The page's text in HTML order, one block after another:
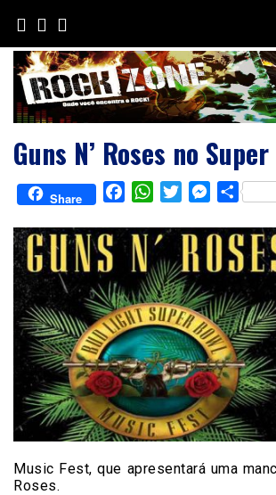
content
Guns N’ Roses no
Share FacebookWhatsAppTwitterMessenger
Share
Music Fest, que apresentará uma
Roses.